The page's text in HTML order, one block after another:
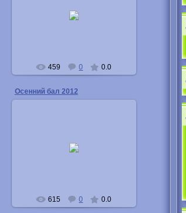
459 0 0.0
Осенний бал 2012
615 0 0.0